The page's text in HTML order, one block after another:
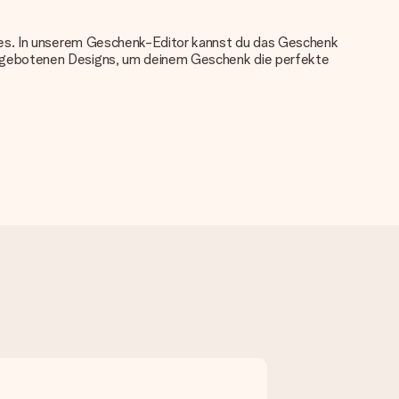
In unserem Geschenk-Editor kannst du das Geschenk
Designs, um deinem Geschenk die perfekte
verwenden. Wenn du dir nicht sicher bist, ob dein Bild die
bitte unseren Kundenservice, dort wird dir gerne